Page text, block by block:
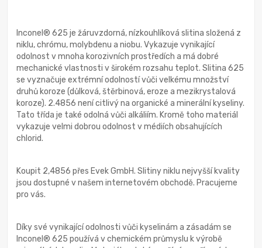
Inconel® 625 je žáruvzdorná, nízkouhlíková slitina složená z
niklu, chrómu, molybdenu a niobu. Vykazuje vynikající
odolnost v mnoha korozivních prostředích a má dobré
mechanické vlastnosti v širokém rozsahu teplot. Slitina 625
se vyznačuje extrémní odolností vůči velkému množství
druhů koroze (důlková, štěrbinová, eroze a mezikrystalová
koroze). 2.4856 není citlivý na organické a minerální kyseliny.
Tato třída je také odolná vůči alkáliím. Kromě toho materiál
vykazuje velmi dobrou odolnost v médiích obsahujících
chlorid.
Koupit 2,4856 přes Evek GmbH. Slitiny niklu nejvyšší kvality
jsou dostupné v našem internetovém obchodě. Pracujeme
pro vás.
Díky své vynikající odolnosti vůči kyselinám a zásadám se
Inconel® 625 používá v chemickém průmyslu k výrobě